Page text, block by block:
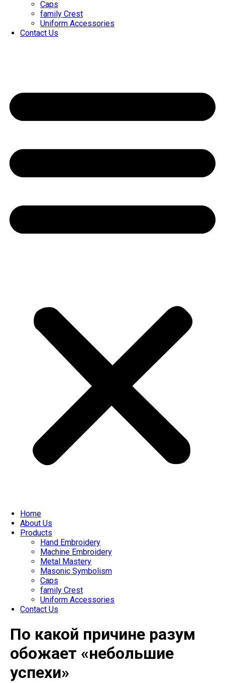
Caps
family Crest
Uniform Accessories
Contact Us
Home
About Us
Products
Hand Embroidery
Machine Embroidery
Metal Mastery
Masonic Symbolism
Caps
family Crest
Uniform Accessories
Contact Us
По какой причине разум
обожает «небольшие
успехи»